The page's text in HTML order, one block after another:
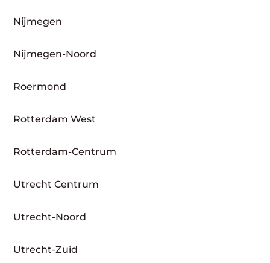
Nijmegen
Nijmegen-Noord
Roermond
Rotterdam West
Rotterdam-Centrum
Utrecht Centrum
Utrecht-Noord
Utrecht-Zuid